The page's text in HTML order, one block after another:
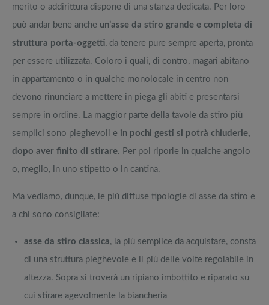
merito o addirittura dispone di una stanza dedicata. Per loro
può andar bene anche un’asse da stiro grande e completa di
struttura porta-oggetti, da tenere pure sempre aperta, pronta
per essere utilizzata. Coloro i quali, di contro, magari abitano
in appartamento o in qualche monolocale in centro non
devono rinunciare a mettere in piega gli abiti e presentarsi
sempre in ordine. La maggior parte della tavole da stiro più
semplici sono pieghevoli e in pochi gesti si potrà chiuderle,
dopo aver finito di stirare. Per poi riporle in qualche angolo
o, meglio, in uno stipetto o in cantina.
Ma vediamo, dunque, le più diffuse tipologie di asse da stiro e
a chi sono consigliate:
asse da stiro classica, la più semplice da acquistare, consta
di una struttura pieghevole e il più delle volte regolabile in
altezza. Sopra si troverà un ripiano imbottito e riparato su
cui stirare agevolmente la biancheria